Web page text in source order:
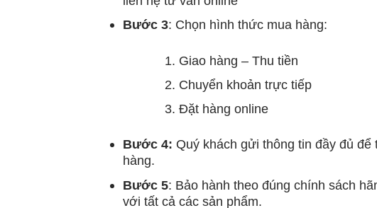
Bước 3: Chọn hình thức mua hàng:
Giao hàng – Thu tiền
Chuyển khoản trực tiếp
Đặt hàng online
Bước 4: Quý khách gửi thông tin đầy đủ để
hàng.
Bước 5: Bảo hành theo đúng chính sách
với tất cả các sản phẩm.